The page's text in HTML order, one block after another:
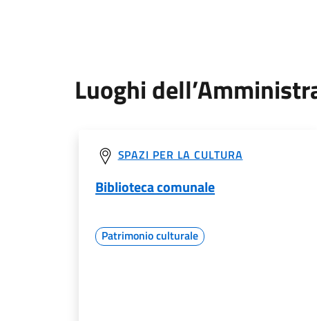
Luoghi
SPAZI PER LA CULTURA
Biblioteca comunale
Patrimonio culturale